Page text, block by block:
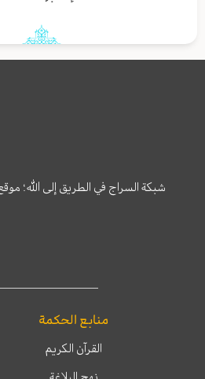
شبكة السراج في الطريق إلى الله؛
منابع الحكمة
القرآن الكريم